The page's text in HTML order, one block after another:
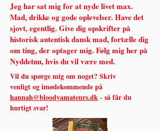
Jeg har sat mig for at nyde livet max.
Mad, drikke og gode oplevelser. Have det
sjovt, egentlig. Give dig opskrifter på
historisk autentisk dansk mad, fortælle dig
om ting, der optager mig. Følg mig her på
Nyddetnu, hvis du vil være med.
Vil du spørge mig om noget? Skriv
venligt og imødekommende på
hannah@bloodyamateurs.dk- så får du
hurtigt svar!